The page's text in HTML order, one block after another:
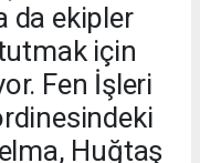
da ekipler
için
Fen İşleri
Huğtaş